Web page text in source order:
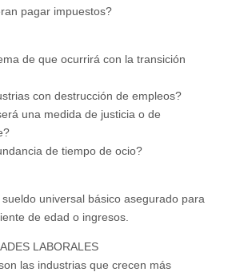
pagar impuestos?
de que ocurrirá con la transición
con destrucción de empleos?
una medida de justicia o de
de tiempo de ocio?
universal básico asegurado para
de edad o ingresos.
LABORALES
las industrias que crecen más